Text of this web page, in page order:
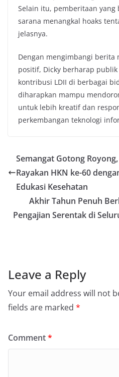
Selain itu, pemberitaan yang
sarana menangkal hoaks
jelasnya.
Dengan mengimbangi berita
positif, Dicky berharap
kontribusi LDII di berbagai
diharapkan mampu
untuk lebih kreatif dan
perkembangan teknologi
Semangat Gotong
Rayakan HKN ke-60
Edukasi Kesehatan
Akhir Tahun Penuh
Pengajian Serentak di
Leave a Reply
Your email address will not
fields are marked *
Comment*